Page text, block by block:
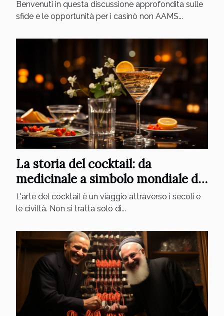
pagamento
Benvenuti in questa discussione approfondita sulle
sfide e le opportunità per i casinò non AAMS...
La storia del cocktail: da
medicinale a simbolo mondiale di
sofisticatezza
L'arte del cocktail è un viaggio attraverso i secoli e
le civiltà. Non si tratta solo di...